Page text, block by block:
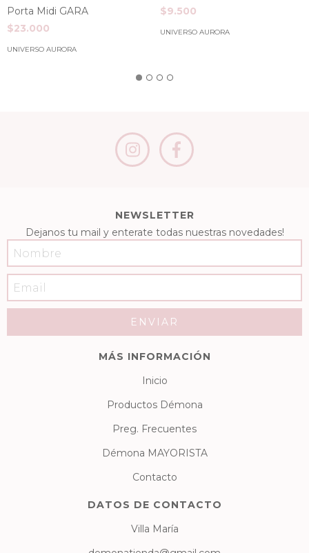
Porta Midi GARA
$23.000
UNIVERSO AURORA
$9.500
UNIVERSO AURORA
NEWSLETTER
Dejanos tu mail y enterate todas nuestras novedades!
MÁS INFORMACIÓN
Inicio
Productos Démona
Preg. Frecuentes
Démona MAYORISTA
Contacto
DATOS DE CONTACTO
Villa María